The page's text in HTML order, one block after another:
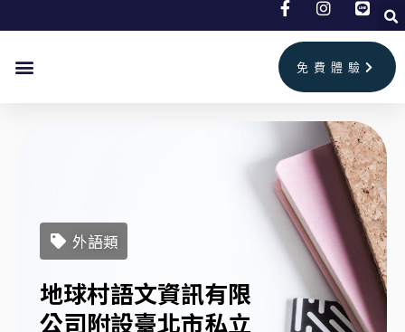
免費體驗
外語類
地球村語文資訊有限
公司附設臺北市私立